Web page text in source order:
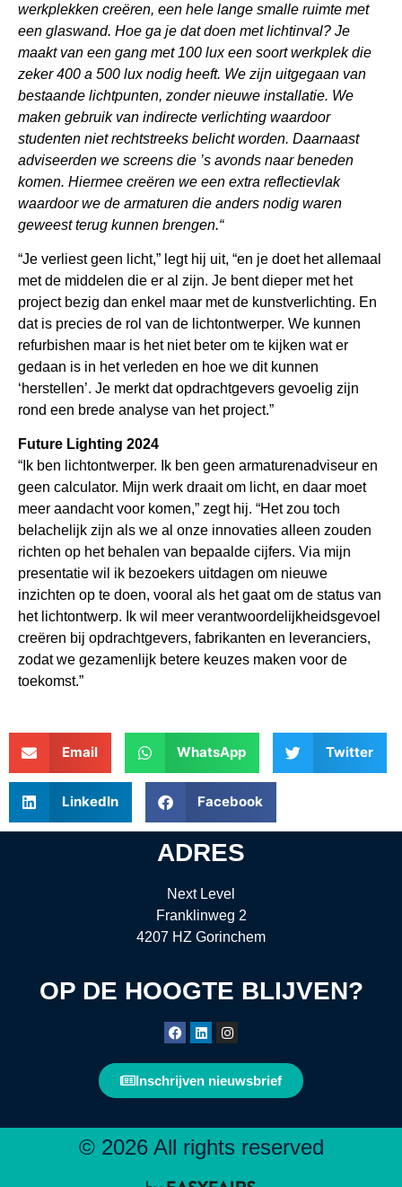
werkplekken creëren, een hele lange smalle ruimte met
een glaswand. Hoe ga je dat doen met lichtinval? Je
maakt van een gang met 100 lux een soort werkplek die
zeker 400 a 500 lux nodig heeft. We zijn uitgegaan van
bestaande lichtpunten, zonder nieuwe installatie. We
maken gebruik van indirecte verlichting waardoor
studenten niet rechtstreeks belicht worden. Daarnaast
adviseerden we screens die ’s avonds naar beneden
komen. Hiermee creëren we een extra reflectievlak
waardoor we de armaturen die anders nodig waren
geweest terug kunnen brengen.“
“Je verliest geen licht,” legt hij uit, “en je doet het allemaal
met de middelen die er al zijn. Je bent dieper met het
project bezig dan enkel maar met de kunstverlichting. En
dat is precies de rol van de lichtontwerper. We kunnen
refurbishen maar is het niet beter om te kijken wat er
gedaan is in het verleden en hoe we dit kunnen
‘herstellen’. Je merkt dat opdrachtgevers gevoelig zijn
rond een brede analyse van het project.”
Future Lighting 2024
“Ik ben lichtontwerper. Ik ben geen armaturenadviseur en
geen calculator. Mijn werk draait om licht, en daar moet
meer aandacht voor komen,” zegt hij. “Het zou toch
belachelijk zijn als we al onze innovaties alleen zouden
richten op het behalen van bepaalde cijfers. Via mijn
presentatie wil ik bezoekers uitdagen om nieuwe
inzichten op te doen, vooral als het gaat om de status van
het lichtontwerp. Ik wil meer verantwoordelijkheidsgevoel
creëren bij opdrachtgevers, fabrikanten en leveranciers,
zodat we gezamenlijk betere keuzes maken voor de
toekomst.”
Email WhatsApp Twitter
LinkedIn Facebook
ADRES
Next Level
Franklinweg 2
4207 HZ Gorinchem
OP DE HOOGTE BLIJVEN?
Inschrijven nieuwsbrief
© 2026 All rights reserved